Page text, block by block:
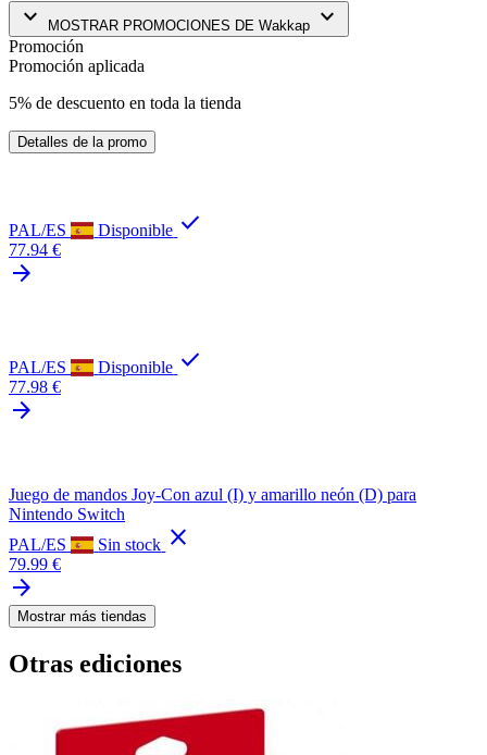
keyboard_arrow_down
MOSTRAR PROMOCIONES DE Wakkap keyboard_arrow_down
Promoción
Promoción aplicada
5% de descuento en toda la tienda
Detalles de la promo
PAL/ES Disponible check
77.94 €
arrow_forward
PAL/ES Disponible check
77.98 €
arrow_forward
Juego de mandos Joy-Con azul (I) y amarillo neón (D) para
Nintendo Switch
PAL/ES
Sin stock close
79.99 €
arrow_forward
Mostrar más tiendas
Otras ediciones